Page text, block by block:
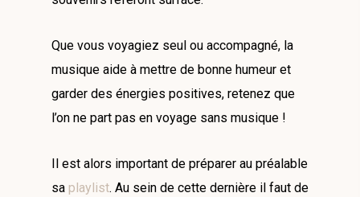
Que vous voyagiez seul ou accompagné, la
musique aide à mettre de bonne humeur et
garder des énergies positives, retenez que
l’on ne part pas en voyage sans musique !
Il est alors important de préparer au préalable
sa playlist. Au sein de cette dernière il faut de